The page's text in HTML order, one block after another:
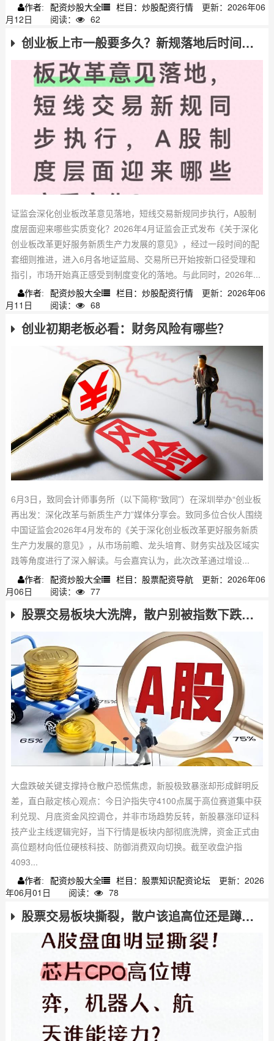
作者: 配资炒股大全 栏目：炒股配资行情
更新：2026年06
月12日
阅读： 62
创业板上市一般要多久？新规落地后时间会缩短吗
证监会深化创业板改革意见落地，短线交易新规同步执行，A股制
度层面迎来哪些实质变化？2026年4月证监会正式发布《关于深化
创业板改革更好服务新质生产力发展的意见》，经过一段时间的配
套细则推进，进入6月各地证监局、交易所已开始按新口径受理和
指引，市场开始真正感受到制度变化的落地。与此同时，2026年...
作者: 配资炒股大全 栏目：炒股配资行情
更新：2026年06
月11日
阅读： 68
创业初期老板必看：财务风险有哪些？
6月3日，致同会计师事务所（以下简称“致同”）在深圳举办“创业板
再出发：深化改革与新质生产力”媒体分享会。致同多位合伙人围绕
中国证监会2026年4月发布的《关于深化创业板改革更好服务新质
生产力发展的意见》，从市场前瞻、龙头培育、财务实战及区域实
践等角度进行了深入解读。与会嘉宾认为，此次改革通过增设...
作者: 配资炒股大全 栏目：股票配资导航
更新：2026年06
月06日
阅读： 77
股票交易板块大洗牌，散户别被指数下跌骗了
大盘跌破关键支撑持仓散户恐慌焦虑，新股极致暴涨却形成鲜明反
差，直白敲定核心观点：今日沪指失守4100点属于高位赛道集中获
利兑现、月底资金风控调仓，并非市场趋势反转，新股暴涨印证科
技产业主线逻辑完好，当下行情是板块内部彻底洗牌，资金正式由
高位题材向低位硬核科技、防御消费双向切换。截至收盘沪指
4093...
作者: 配资炒股大全 栏目：股票知识配资论坛
更新：2026
年06月01日
阅读： 78
股票交易板块撕裂，散户该追高位还是蹲低位？